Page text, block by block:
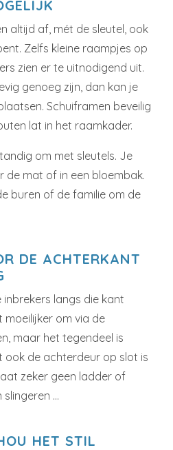
altijd af, mét de sleutel, ook
Zelfs kleine raampjes op
zien er te uitnodigend uit.
genoeg zijn, dan kan je
Schuiframen beveilig
lat in het raamkader.
om met sleutels. Je
de mat of in een bloembak.
buren of de familie om de
DE ACHTERKANT
langs die kant
moeilijker om via de
maar het tegendeel is
ook de achterdeur op slot is
zeker geen ladder of
slingeren …
HET STIL